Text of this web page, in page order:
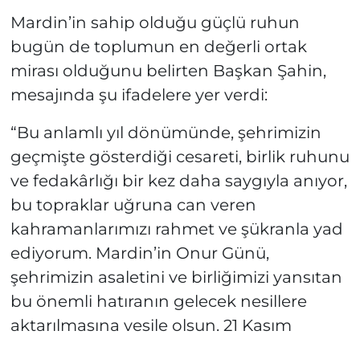
Mardin’in sahip olduğu güçlü ruhun
bugün de toplumun en değerli ortak
mirası olduğunu belirten Başkan Şahin,
mesajında şu ifadelere yer verdi:
“Bu anlamlı yıl dönümünde, şehrimizin
geçmişte gösterdiği cesareti, birlik ruhunu
ve fedakârlığı bir kez daha saygıyla anıyor,
bu topraklar uğruna can veren
kahramanlarımızı rahmet ve şükranla yad
ediyorum. Mardin’in Onur Günü,
şehrimizin asaletini ve birliğimizi yansıtan
bu önemli hatıranın gelecek nesillere
aktarılmasına vesile olsun. 21 Kasım